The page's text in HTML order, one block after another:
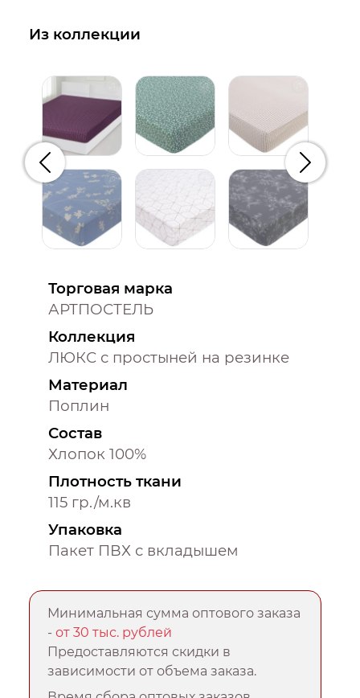
Из коллекции
Предыдущий
Торговая марка
АРТПОСТЕЛЬ
Коллекция
ЛЮКС с простыней на резинке
Материал
Поплин
Состав
Хлопок 100%
Плотность ткани
115 гр./м.кв
Упаковка
Пакет ПВХ с вкладышем
Минимальная сумма оптового заказа
-от 30 тыс. рублей
Предоставляются скидки в
зависимости от объема заказа.